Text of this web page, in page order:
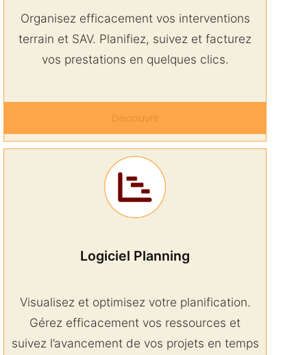
Organisez efficacement vos interventions
terrain et SAV. Planifiez, suivez et facturez
vos prestations en quelques clics.
Découvrir
Logiciel Planning
Visualisez et optimisez votre planification.
Gérez efficacement vos ressources et
suivez l’avancement de vos projets en temps